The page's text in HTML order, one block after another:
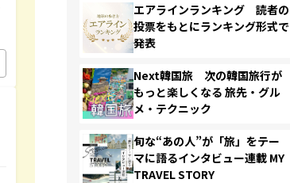
エアラインランキング 読者の
投票をもとにランキング形式で
発表
Next韓国旅 次の韓国旅行が
もっと楽しくなる 旅先・グル
メ・テクニック
旬な“あの人”が「旅」をテー
マに語るインタビュー連載 MY
TRAVEL STORY